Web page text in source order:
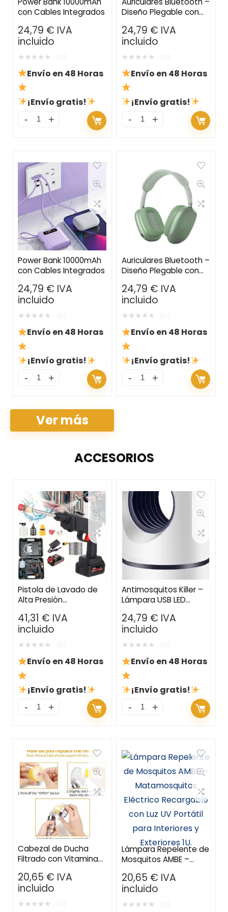
con Cables Integrados
24,79 € IVA
incluido
★★★★★
Envío en 48 Horas
¡Envío gratis!
Diseño Plegable con
Auxiliar
24,79 € IVA
incluido
★★★★★
Envío en 48 Horas
¡Envío gratis!
Power Bank 10000mAh
con Cables Integrados
24,79 € IVA
incluido
★★★★★
Envío en 48 Horas
¡Envío gratis!
Auriculares Bluetooth –
Diseño Plegable con
Auxiliar
24,79 € IVA
incluido
★★★★★
Envío en 48 Horas
¡Envío gratis!
Ver más
ACCESORIOS
Pistola de Lavado de
Alta Presión
Hidrolavadora Portátil
para Coches, Pisos y
Jardines
41,31 € IVA
incluido
★★★★★
Envío en 48 Horas
¡Envío gratis!
Antimosquitos Killer –
Lámpara USB LED
para el Hogar y
Dormitorio
24,79 € IVA
incluido
★★★★★
Envío en 48 Horas
¡Envío gratis!
Cabezal de Ducha
Filtrado con Vitamina
Transforma tu Baño en
un Spa
20,65 € IVA
incluido
★★★★★
Lámpara Repelente de
Mosquitos AMBE –
Eléctrico Recargable
con Luz UV Portátil
para Interiores y
20,65 € IVA
incluido
★★★★★